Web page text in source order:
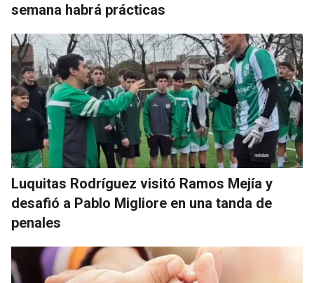
semana habrá prácticas
Luquitas Rodríguez visitó Ramos Mejía y
desafió a Pablo Migliore en una tanda de
penales